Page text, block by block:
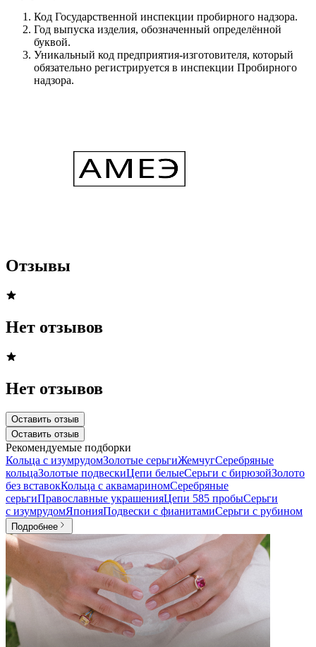
Код Государственной инспекции пробирного надзора.
Год выпуска изделия, обозначенный определённой
буквой.
Уникальный код предприятия-изготовителя, который
обязательно регистрируется в инспекции Пробирного
надзора.
Отзывы
Нет отзывов
Нет отзывов
Оставить отзыв
Оставить отзыв
Рекомендуемые подборки
Кольца с изумрудомЗолотые серьгиЖемчугСеребряные
кольцаЗолотые подвескиЦепи белыеСерьги с бирюзойЗолото
без вставокКольца с аквамариномСеребряные
серьгиПравославные украшенияЦепи 585 пробыСерьги
с изумрудомЯпонияПодвески с фианитамиСерьги с рубином
Подробнее